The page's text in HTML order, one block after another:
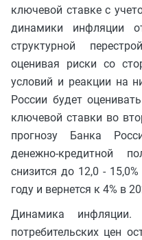
ключевой ставке с
динамики инфляции
структурной
оценивая риски со
условий и реакции на
России будет
ключевой ставки во
прогнозу Банка
денежно-кредитной
снизится до 12,0 -
году и вернется к 4% в
Динамика инфляции.
потребительских цен